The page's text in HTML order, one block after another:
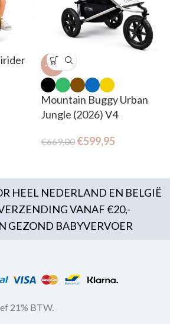
-10%
Mountain Buggy Urban
Jungle (2026) V4
€669,00 €599,95
HEEL NEDERLAND EN BELGIË
VANAF €20,-
GEZOND BABYVERVOER
21% BTW.